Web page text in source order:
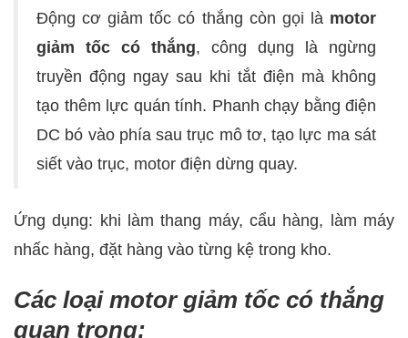
Động cơ giảm tốc có thắng còn gọi là motor
giảm tốc có thắng, công dụng là ngừng
truyền động ngay sau khi tắt điện mà không
tạo thêm lực quán tính. Phanh chạy bằng điện
DC bó vào phía sau trục mô tơ, tạo lực ma sát
siết vào trục, motor điện dừng quay.
Ứng dụng: khi làm thang máy, cẩu hàng, làm máy
nhấc hàng, đặt hàng vào từng kệ trong kho.
Các loại motor giảm tốc có thắng
quan trọng: